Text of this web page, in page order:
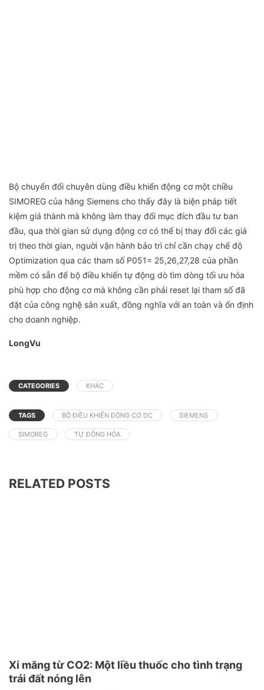
Bộ chuyển đổi chuyên dùng điều khiển động cơ một chiều
SIMOREG của hãng Siemens cho thấy đây là biện pháp tiết
kiệm giá thành mà không làm thay đổi mục đích đầu tư ban
đầu, qua thời gian sử dụng động cơ có thể bị thay đổi các giá
trị theo thời gian, nguời vận hành bảo trì chỉ cần chạy chế độ
Optimization qua các tham số P051= 25,26,27,28 của phần
mềm có sẵn để bộ điều khiển tự động dò tìm dòng tối ưu hóa
phù hợp cho động cơ mà không cần phải reset lại tham số đã
đặt của công nghệ sản xuất, đồng nghĩa với an toàn và ổn định
cho doanh nghiệp.
LongVu
CATEGORIES KHÁC
TAGS BỘ ĐIỀU KHIỂN ĐỘNG CƠ DC SIEMENS
SIMOREG TỰ ĐỘNG HÓA
RELATED POSTS
Xi măng từ CO2: Một liều thuốc cho tình trạng
trái đất nóng lên